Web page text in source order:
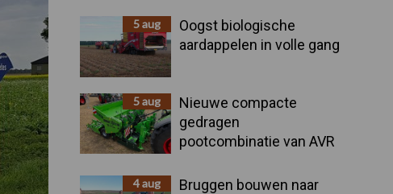
5 aug
Oogst biologische
aardappelen in volle gang
5 aug
Nieuwe compacte
gedragen
pootcombinatie van AVR
4 aug
Bruggen bouwen naar